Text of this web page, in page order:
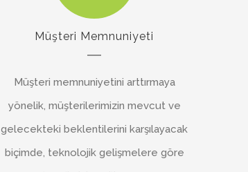
Müşteri Memnuniyeti
Müşteri memnuniyetini arttırmaya
yönelik, müşterilerimizin mevcut ve
gelecekteki beklentilerini karşılayacak
biçimde, teknolojik gelişmelere göre